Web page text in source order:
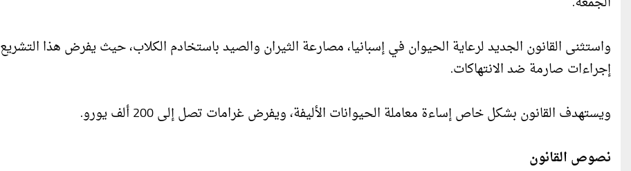
واستثنى القانون الجديد لرعاية الحيوان في إسبانيا، مصارعة الثيران والصيد باستخادم الكلاب، حيث يفرض هذا التشريع
إجراءات صارمة ضد الانتهاكات.
ويستهدف القانون بشكل خاص إساءة معاملة الحيوانات الأليفة، ويفرض غرامات تصل إلى 200 ألف يورو.
نصوص القانون